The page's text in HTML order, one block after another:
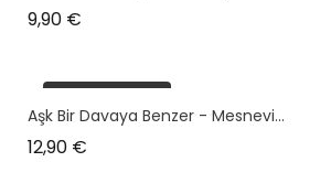
9,90 €
plus en stock
Aşk Bir Davaya Benzer - Mesnevi...
12,90 €